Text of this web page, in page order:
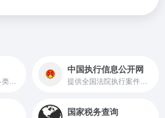
中国执行信息公开网
国家税务查询